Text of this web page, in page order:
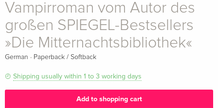
Vampirroman vom Autor des
großen SPIEGEL-Bestsellers
»Die Mitternachtsbibliothek«
German · Paperback / Softback
Shipping usually within 1 to 3 working days
Add to shopping cart